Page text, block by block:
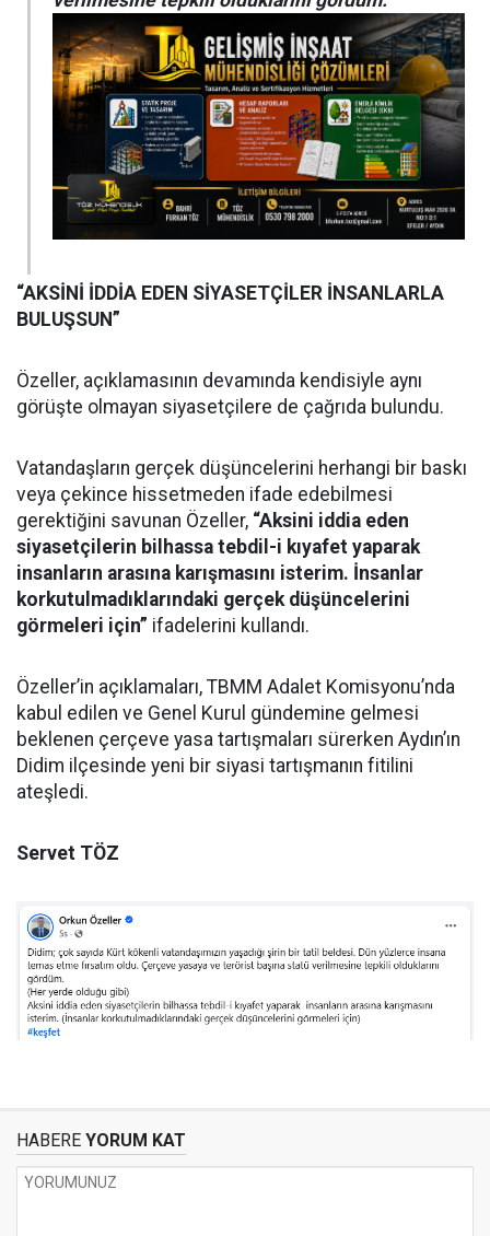
“AKSİNİ İDDİA EDEN SİYASETÇİLER İNSANLARLA
BULUŞSUN”
Özeller, açıklamasının devamında kendisiyle aynı
görüşte olmayan siyasetçilere de çağrıda bulundu.
Vatandaşların gerçek düşüncelerini herhangi bir baskı
veya çekince hissetmeden ifade edebilmesi
gerektiğini savunan Özeller, “Aksini iddia eden
siyasetçilerin bilhassa tebdil-i kıyafet yaparak
insanların arasına karışmasını isterim. İnsanlar
korkutulmadıklarındaki gerçek düşüncelerini
görmeleri için” ifadelerini kullandı.
Özeller’in açıklamaları, TBMM Adalet Komisyonu’nda
kabul edilen ve Genel Kurul gündemine gelmesi
beklenen çerçeve yasa tartışmaları sürerken Aydın’ın
Didim ilçesinde yeni bir siyasi tartışmanın fitilini
ateşledi.
Servet TÖZ
HABERE YORUM KAT